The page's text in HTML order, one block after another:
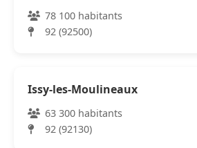
78 100 habitants
92 (92500)
Issy-les-Moulineaux
63 300 habitants
92 (92130)